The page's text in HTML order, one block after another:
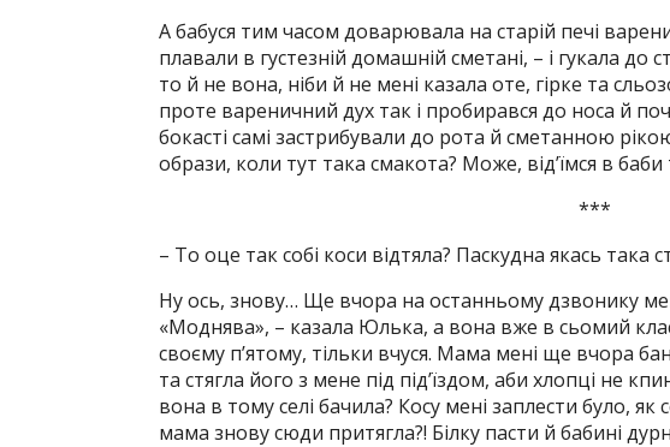
А бабуся тим часом доварювала на старій печі
плавали в густезній домашній сметані, – і гукала до
то й не вона, ніби й не мені казала оте, гірке та
проте вареничний дух так і пробирався до носа й
бокасті самі застрибували до рота й сметанною
образи, коли тут така смакота? Може, від’їмся в
***
– То оце так собі коси відтяла? Паскудна якась така
Ну ось, знову… Ще вчора на останньому дзвонику
«Моднява», – казала Юлька, а вона вже в сьомий
своєму п’ятому, тільки вчуся. Мама мені ще вчора
та стягла його з мене під під’їздом, аби хлопці не
вона в тому селі бачила? Косу мені заплести було, як
мама знову сюди притягла?! Білку пасти й бабині